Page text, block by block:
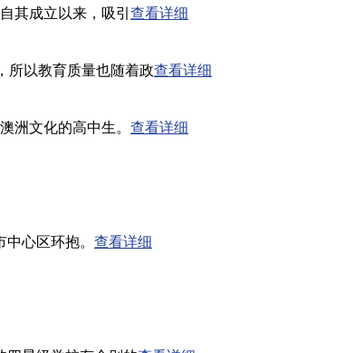
其成立以来，吸引 查看详细
所以教育质量也随着政查看详细
洲文化的高中生。 查看详细
心区环抱。 查看详细